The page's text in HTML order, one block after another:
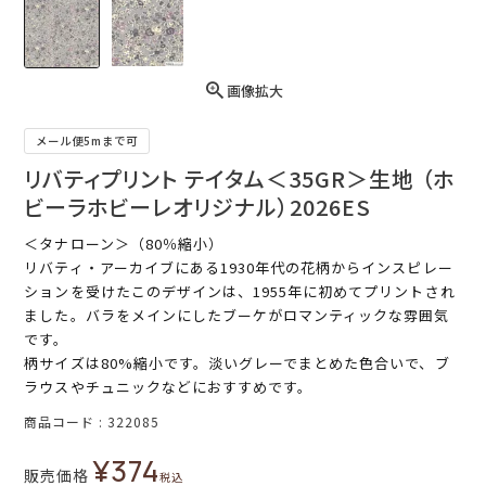
画像拡大
メール便5mまで可
リバティプリント テイタム＜35GR＞生地 （ホ
ビーラホビーレオリジナル）2026ES
＜タナローン＞（80％縮小）
リバティ・アーカイブにある1930年代の花柄からインスピレー
ションを受けたこのデザインは、1955年に初めてプリントされ
ました。バラをメインにしたブーケがロマンティックな雰囲気
です。
柄サイズは80%縮小です。淡いグレーでまとめた色合いで、ブ
ラウスやチュニックなどにおすすめです。
商品コード 322085
販売価格 ¥374税込